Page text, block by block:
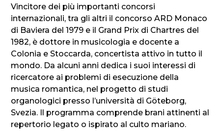
Vincitore dei più importanti concorsi
internazionali, tra gli altri il concorso ARD Monaco
di Baviera del 1979 e il Grand Prix di Chartres del
1982, è dottore in musicologia e docente a
Colonia e Stoccarda, concertista attivo in tutto il
mondo. Da alcuni anni dedica i suoi interessi di
ricercatore ai problemi di esecuzione della
musica romantica, nel progetto di studi
organologici presso l’università di Göteborg,
Svezia. Il programma comprende brani attinenti al
repertorio legato o ispirato al culto mariano.